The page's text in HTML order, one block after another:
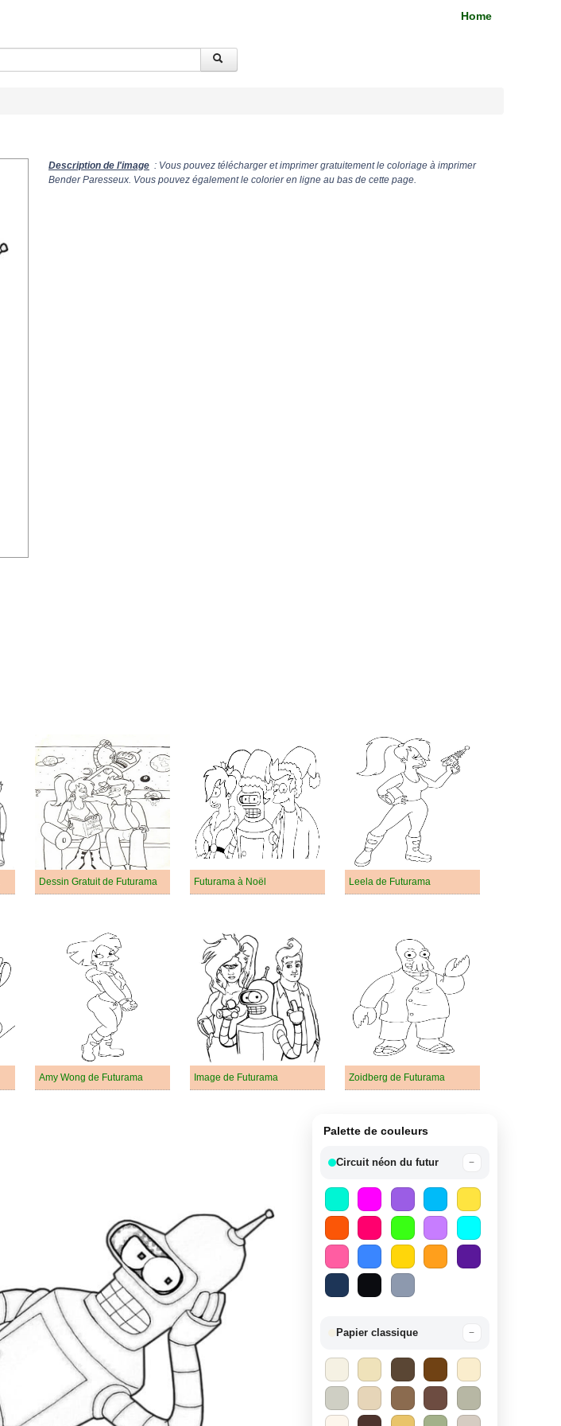
Home
Description de l'image : Vous pouvez télécharger et imprimer gratuitement le coloriage à imprimer
Bender Paresseux. Vous pouvez également le colorier en ligne au bas de cette page.
Dessin Gratuit de Futurama Futurama à Noël Leela de Futurama
Amy Wong de Futurama Image de Futurama Zoidberg de Futurama
Palette de couleurs
Circuit néon du futur −
Papier classique −